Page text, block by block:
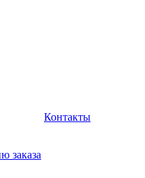
заказа
Контакты